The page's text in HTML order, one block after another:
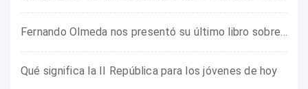
Qué significa la II República para los jóvenes de hoy